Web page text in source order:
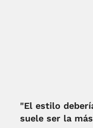
"El estilo
suele ser la